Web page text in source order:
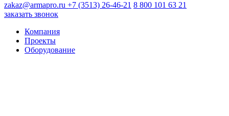
zakaz@armapro.ru +7 (3513) 26-46-21 8 800 101 63 21
заказать звонок
Компания
Проекты
Оборудование